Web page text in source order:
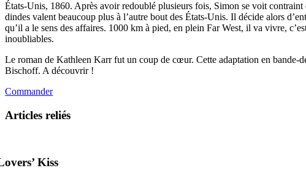
États-Unis, 1860. Après avoir redoublé plusieurs fois, Simon se voit
dindes valent beaucoup plus à l’autre bout des États-Unis. Il décide alors
qu’il a le sens des affaires. 1000 km à pied, en plein Far West, il va vivre,
inoubliables.
Le roman de Kathleen Karr fut un coup de cœur. Cette adaptation en bande-
Bischoff. A découvrir !
Commander
Articles reliés
Kiss